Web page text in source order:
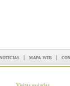
noticias | mapa web |